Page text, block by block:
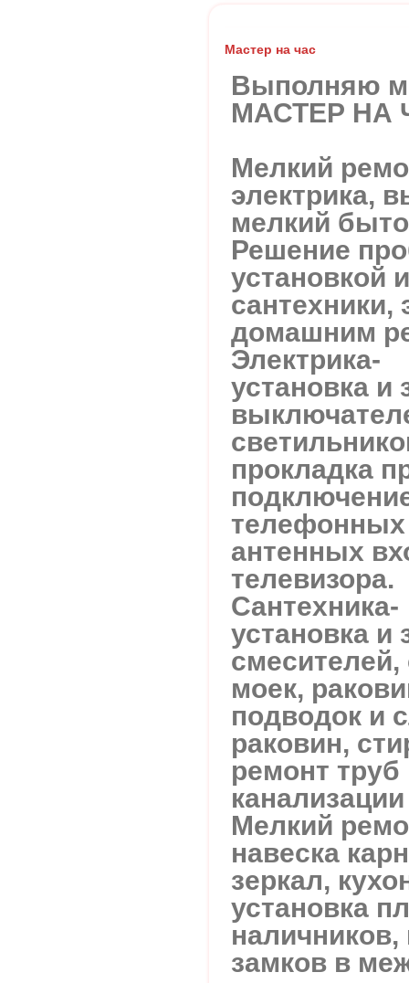
Мастер на час
Выполняю
МАСТЕР НА
Мелкий
электрика,
мелкий
Решение
установкой
сантехники,
домашним
Электрика-
установка и
прокладка
телефонных
антенных
телевизора.
Сантехника-
установка и
моек,
подводок и
раковин,
ремонт
канализации
Мелкий
навеска
зеркал,
установка
наличников,
замков в